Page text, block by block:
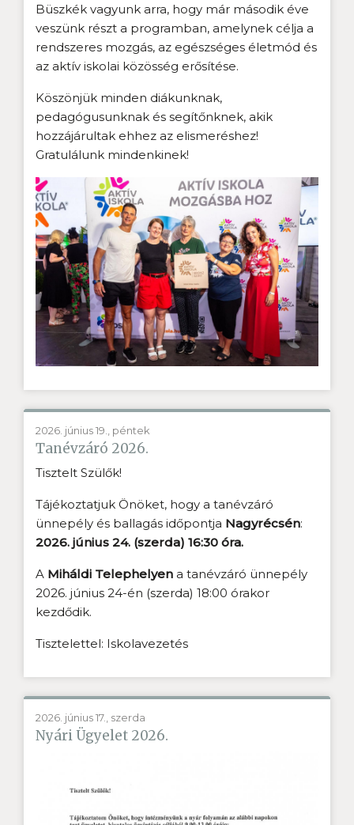
Büszkék vagyunk arra, hogy már második éve
veszünk részt a programban, amelynek célja a
rendszeres mozgás, az egészséges életmód és
az aktív iskolai közösség erősítése.
Köszönjük minden diákunknak,
pedagógusunknak és segítőnknek, akik
hozzájárultak ehhez az elismeréshez!
Gratulálunk mindenkinek!
2026. június 19., péntek
Tanévzáró 2026.
Tisztelt Szülők!
Tájékoztatjuk Önöket, hogy a tanévzáró
ünnepély és ballagás időpontja Nagyrécsén:
2026. június 24. (szerda) 16:30 óra.
A Miháldi Telephelyen a tanévzáró ünnepély
2026. június 24-én (szerda) 18:00 órakor
kezdődik.
Tisztelettel: Iskolavezetés
2026. június 17., szerda
Nyári Ügyelet 2026.